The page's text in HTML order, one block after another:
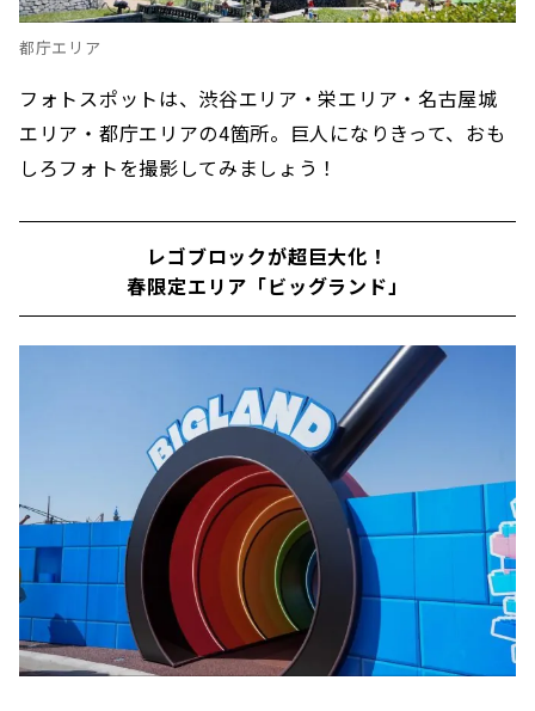
都庁エリア
フォトスポットは、渋谷エリア・栄エリア・名古屋城
エリア・都庁エリアの4箇所。巨人になりきって、おも
しろフォトを撮影してみましょう！
レゴブロックが超巨大化！
春限定エリア「ビッグランド」